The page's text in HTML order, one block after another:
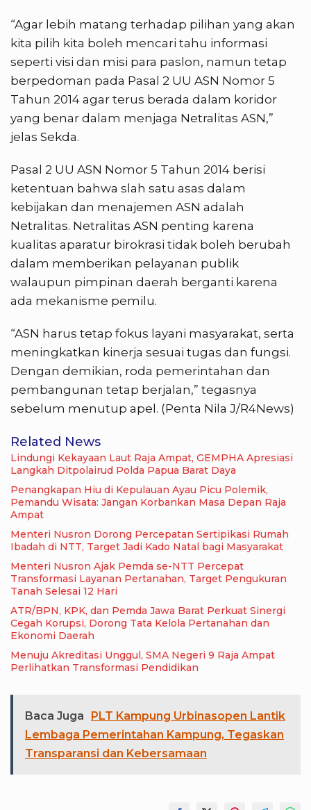
“Agar lebih matang terhadap pilihan yang akan
kita pilih kita boleh mencari tahu informasi
seperti visi dan misi para paslon, namun tetap
berpedoman pada Pasal 2 UU ASN Nomor 5
Tahun 2014 agar terus berada dalam koridor
yang benar dalam menjaga Netralitas ASN,”
jelas Sekda.
Pasal 2 UU ASN Nomor 5 Tahun 2014 berisi
ketentuan bahwa slah satu asas dalam
kebijakan dan menajemen ASN adalah
Netralitas. Netralitas ASN penting karena
kualitas aparatur birokrasi tidak boleh berubah
dalam memberikan pelayanan publik
walaupun pimpinan daerah berganti karena
ada mekanisme pemilu.
“ASN harus tetap fokus layani masyarakat, serta
meningkatkan kinerja sesuai tugas dan fungsi.
Dengan demikian, roda pemerintahan dan
pembangunan tetap berjalan,” tegasnya
sebelum menutup apel. (Penta Nila J/R4News)
Related News
Lindungi Kekayaan Laut Raja Ampat, GEMPHA Apresiasi
Langkah Ditpolairud Polda Papua Barat Daya
Penangkapan Hiu di Kepulauan Ayau Picu Polemik,
Pemandu Wisata: Jangan Korbankan Masa Depan Raja
Ampat
Menteri Nusron Dorong Percepatan Sertipikasi Rumah
Ibadah di NTT, Target Jadi Kado Natal bagi Masyarakat
Menteri Nusron Ajak Pemda se-NTT Percepat
Transformasi Layanan Pertanahan, Target Pengukuran
Tanah Selesai 12 Hari
ATR/BPN, KPK, dan Pemda Jawa Barat Perkuat Sinergi
Cegah Korupsi, Dorong Tata Kelola Pertanahan dan
Ekonomi Daerah
Menuju Akreditasi Unggul, SMA Negeri 9 Raja Ampat
Perlihatkan Transformasi Pendidikan
Baca Juga
PLT Kampung Urbinasopen Lantik
Lembaga Pemerintahan Kampung, Tegaskan
Transparansi dan Kebersamaan